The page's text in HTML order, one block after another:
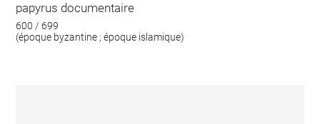
papyrus documentaire
600 / 699
(époque byzantine ; époque islamique)